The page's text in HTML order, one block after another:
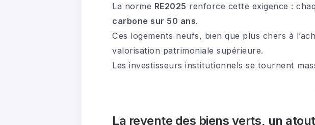
La norme RE2025 renforce cette exigence :
carbone sur 50 ans.
Ces logements neufs, bien que plus chers à
valorisation patrimoniale supérieure.
Les investisseurs institutionnels se tournent
La revente des biens verts, un